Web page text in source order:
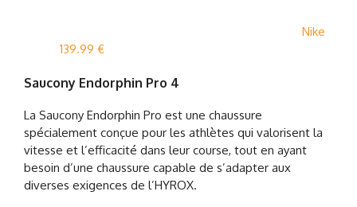
Nike
139.99 €
Saucony Endorphin Pro 4
La Saucony Endorphin Pro est une chaussure
spécialement conçue pour les athlètes qui valorisent la
vitesse et l’efficacité dans leur course, tout en ayant
besoin d’une chaussure capable de s’adapter aux
diverses exigences de l’HYROX.